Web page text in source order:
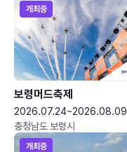
개최중
보령머드축제
2026.07.24~2026.08.09
충청남도 보령시
개최중